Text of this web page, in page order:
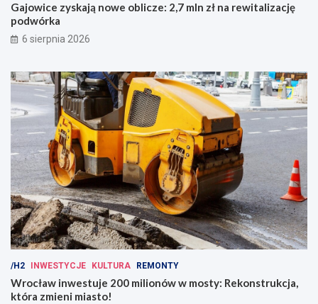
Gajowice zyskają nowe oblicze: 2,7 mln zł na rewitalizację
podwórka
6 sierpnia 2026
/H2 INWESTYCJE KULTURA REMONTY
Wrocław inwestuje 200 milionów w mosty: Rekonstrukcja,
która zmieni miasto!